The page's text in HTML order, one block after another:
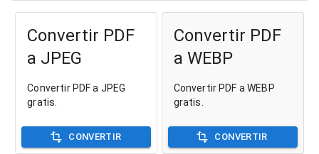
Convertir PDF
a JPEG
Convertir PDF a JPEG
gratis.
CONVERTIR
Convertir PDF
a WEBP
Convertir PDF a WEBP
gratis.
CONVERTIR